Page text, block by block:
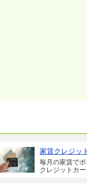
家賃クレジッ
毎月の家賃でポ
クレジットカ